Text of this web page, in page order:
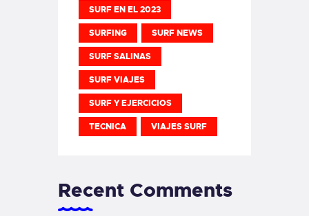
SURF EN EL 2023
SURFING SURF NEWS
SURF SALINAS
SURF VIAJES
SURF Y EJERCICIOS
TECNICA VIAJES SURF
Recent Comments